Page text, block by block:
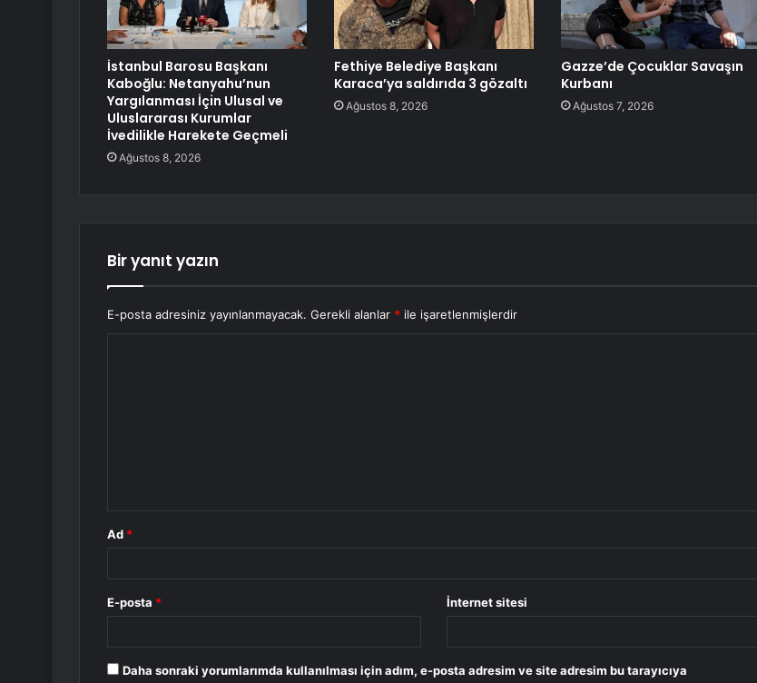
İstanbul Barosu Başkanı
Kaboğlu: Netanyahu’nun
Yargılanması İçin Ulusal ve
Uluslararası Kurumlar
İvedilikle Harekete Geçmeli
Ağustos 8, 2026
Fethiye Belediye Başkanı
Karaca’ya saldırıda 3 gözaltı
Ağustos 8, 2026
Gazze’de Çocuklar Savaşın
Kurbanı
Ağustos 7, 2026
Bir yanıt yazın
E-posta adresiniz yayınlanmayacak. Gerekli alanlar * ile işaretlenmişlerdir
Ad *
E-posta * İnternet sitesi
Daha sonraki yorumlarımda kullanılması için adım, e-posta adresim ve site adresim bu tarayıcıya